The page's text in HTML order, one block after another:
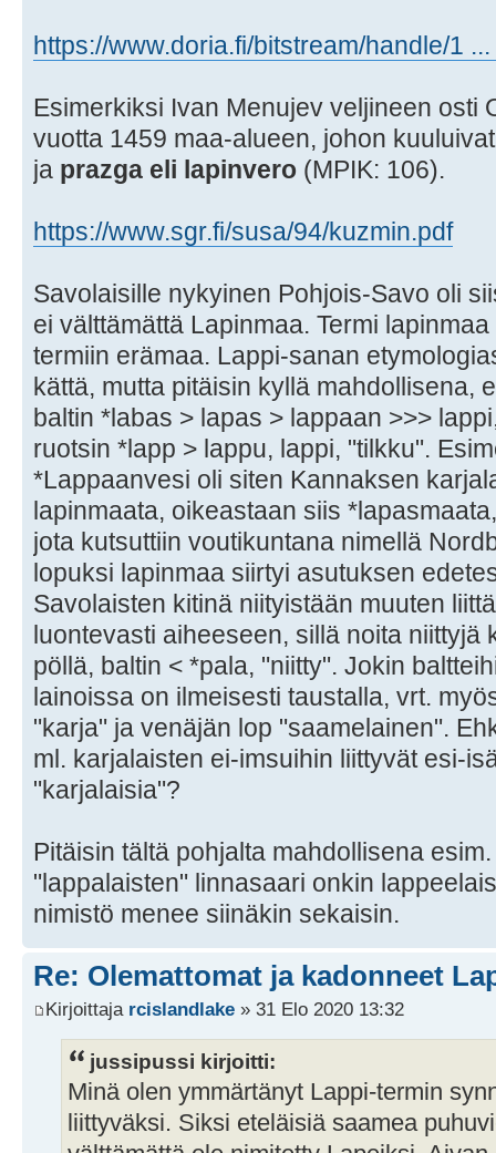
https://www.doria.fi/bitstream/handle/1
Esimerkiksi Ivan Menujev veljineen osti
vuotta 1459 maa-alueen, johon
ja prazga eli lapinvero (MPIK: 106).
https://www.sgr.fi/susa/94/kuzmin.pdf
Savolaisille nykyinen Pohjois-Savo oli
ei välttämättä Lapinmaa. Termi
termiin erämaa. Lappi-sanan
kättä, mutta pitäisin kyllä mahdollisena,
baltin *labas > lapas > lappaan >>>
ruotsin *lapp > lappu, lappi, "tilkku".
*Lappaanvesi oli siten Kannaksen
lapinmaata, oikeastaan siis
jota kutsuttiin voutikuntana nimellä
lopuksi lapinmaa siirtyi asutuksen
Savolaisten kitinä niityistään muuten
luontevasti aiheeseen, sillä noita niittyjä
pöllä, baltin < *pala, "niitty". Jokin
lainoissa on ilmeisesti taustalla, vrt.
"karja" ja venäjän lop "saamelainen".
ml. karjalaisten ei-imsuihin liittyvät esi-
"karjalaisia"?
Pitäisin tältä pohjalta mahdollisena
"lappalaisten" linnasaari onkin
nimistö menee siinäkin sekaisin.
Re: Olemattomat ja kadonneet
Kirjoittaja rcislandlake » 31 Elo 2020 13:32
jussipussi kirjoitti:
Minä olen ymmärtänyt Lappi-termin
liittyväksi. Siksi eteläisiä saamea